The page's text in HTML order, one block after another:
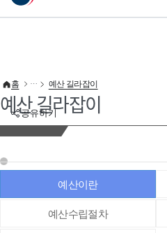
이 누리집은 대한민국 공식 전자정부 누리집입니
공유하기
홈 예산 길라잡이
예산 길라잡이
예산이란
예산수립절차